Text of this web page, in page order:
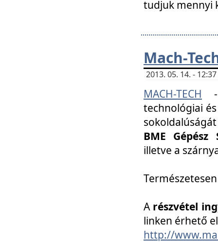
tudjuk mennyi
Mach-
2013. 05. 14. -
MACH-TECH
technológiai
BME
illetve a
A részvétel
linken érhető
http://